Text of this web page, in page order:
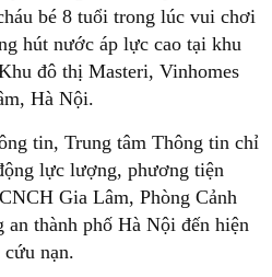
bé 8 tuổi trong lúc vui chơi
hút nước áp lực cao tại khu
đô thị Masteri, Vinhomes
Hà Nội.
tin, Trung tâm Thông tin chỉ
lực lượng, phương tiện
Gia Lâm, Phòng Cảnh
thành phố Hà Nội đến hiện
nạn.